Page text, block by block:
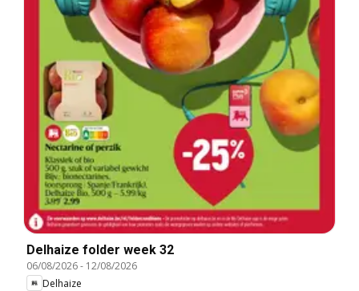
Delhaize folder week 32
06/08/2026- 12/08/2026
Delhaize